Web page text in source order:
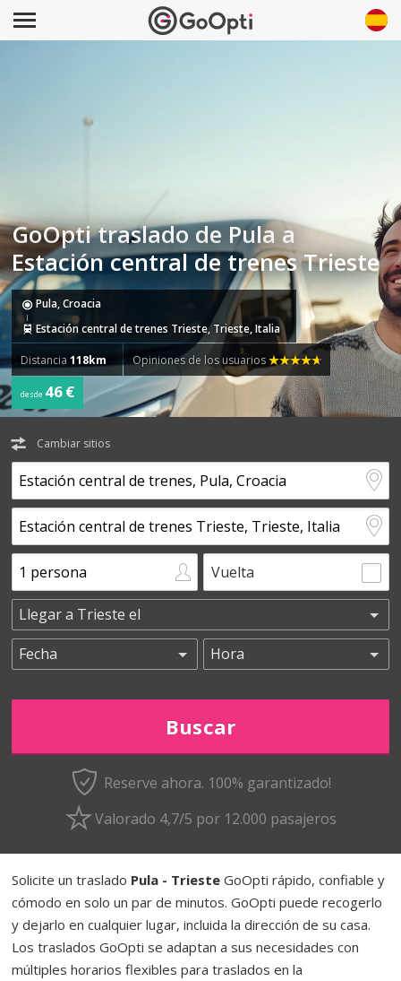
GoOpti traslado de Pula a
Estación central de trenes Trieste
Pula, Croacia
Estación central de trenes Trieste, Trieste, Italia
Distancia118km Opiniones de los usuarios
desde 46 €
Cambiar sitios
Vuelta
Reserve ahora. 100% garantizado!
Valorado 4,7/5 por 12.000 pasajeros
Solicite un traslado Pula - Trieste GoOpti rápido, confiable y
cómodo en solo un par de minutos. GoOpti puede recogerlo
y dejarlo en cualquier lugar, incluida la dirección de su casa.
Los traslados GoOpti se adaptan a sus necesidades con
múltiples horarios flexibles para traslados en la